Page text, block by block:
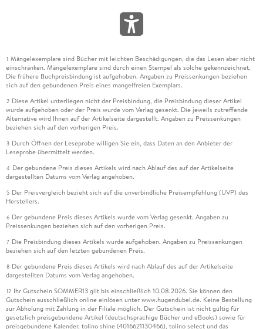
1 Mängelexemplare sind Bücher mit leichten Beschädigungen, die das Lesen aber nicht
einschränken. Mängelexemplare sind durch einen Stempel als solche gekennzeichnet.
Die frühere Buchpreisbindung ist aufgehoben. Angaben zu Preissenkungen beziehen
sich auf den gebundenen Preis eines mangelfreien Exemplars.
2 Diese Artikel unterliegen nicht der Preisbindung, die Preisbindung dieser Artikel
wurde aufgehoben oder der Preis wurde vom Verlag gesenkt. Die jeweils zutreffende
Alternative wird Ihnen auf der Artikelseite dargestellt. Angaben zu Preissenkungen
beziehen sich auf den vorherigen Preis.
3 Durch Öffnen der Leseprobe willigen Sie ein, dass Daten an den Anbieter der
Leseprobe übermittelt werden.
4 Der gebundene Preis dieses Artikels wird nach Ablauf des auf der Artikelseite
dargestellten Datums vom Verlag angehoben.
5 Der Preisvergleich bezieht sich auf die unverbindliche Preisempfehlung (UVP) des
Herstellers.
6 Der gebundene Preis dieses Artikels wurde vom Verlag gesenkt. Angaben zu
Preissenkungen beziehen sich auf den vorherigen Preis.
7 Die Preisbindung dieses Artikels wurde aufgehoben. Angaben zu Preissenkungen
beziehen sich auf den letzten gebundenen Preis.
8 Der gebundene Preis dieses Artikels wird nach Ablauf des auf der Artikelseite
dargestellten Datums vom Verlag angehoben.
12 Ihr Gutschein SOMMER13 gilt bis einschließlich 10.08.2026. Sie können den
Gutschein ausschließlich online einlösen unter www.hugendubel.de. Keine Bestellung
zur Abholung mit Zahlung in der Filiale möglich. Der Gutschein ist nicht gültig für
gesetzlich preisgebundene Artikel (deutschsprachige Bücher und eBooks) sowie für
preisgebundene Kalender, tolino shine (4016621130466), tolino select und das